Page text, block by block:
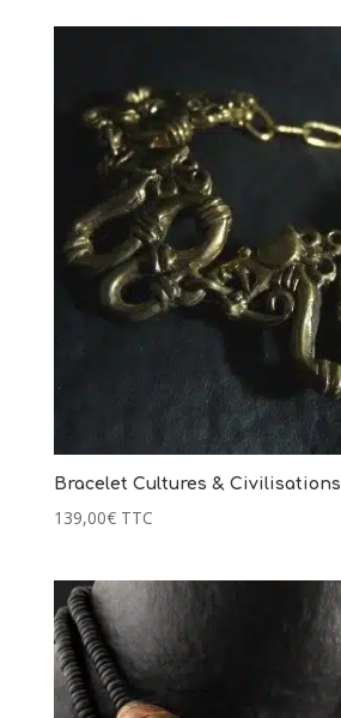
Bracelet Cultures & Civilisations
139,00€ TTC